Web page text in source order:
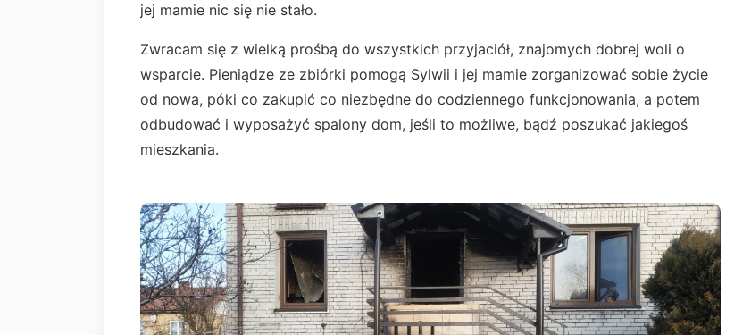
jej mamie nic się nie stało.
Zwracam się z wielką prośbą do wszystkich przyjaciół, znajomych dobrej woli o
wsparcie. Pieniądze ze zbiórki pomogą Sylwii i jej mamie zorganizować sobie życie
od nowa, póki co zakupić co niezbędne do codziennego funkcjonowania, a potem
odbudować i wyposażyć spalony dom, jeśli to możliwe, bądź poszukać jakiegoś
mieszkania.